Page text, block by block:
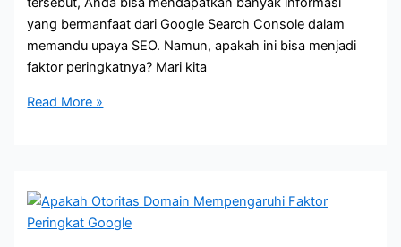
yang bermanfaat dari Google Search Console dalam
memandu upaya SEO. Namun, apakah ini bisa menjadi
faktor peringkatnya? Mari kita
Apakah
Menjadi
Faktor
Peringkat?
Read More »